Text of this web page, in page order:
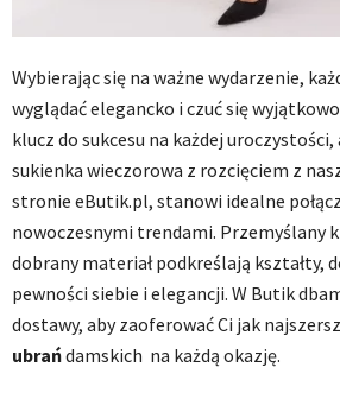
Wybierając się na ważne wydarzenie,
wyglądać elegancko i czuć się
klucz do sukcesu na każdej
sukienka wieczorowa z rozcięciem z
stronie eButik.pl, stanowi idealne
nowoczesnymi trendami. Przemyślany
dobrany materiał podkreślają kształty,
pewności siebie i elegancji. W Butik
dostawy, aby zaoferować Ci jak
ubrańdamskich na każdą okazję.